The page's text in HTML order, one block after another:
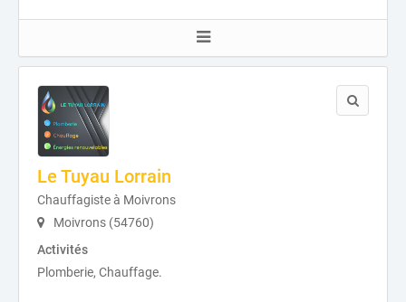
Le Tuyau Lorrain
Chauffagiste à Moivrons
Moivrons (54760)
Activités
Plomberie, Chauffage.